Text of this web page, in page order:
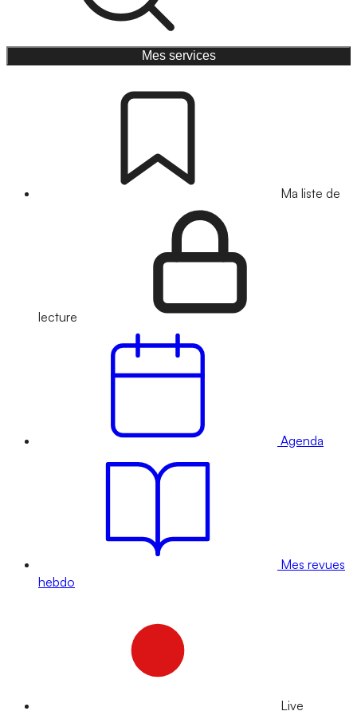
Mes services
Ma liste de
lecture
Agenda
Mes revues
hebdo
Live